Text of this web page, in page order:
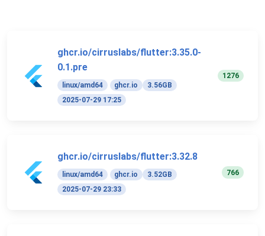
ghcr.io/cirruslabs/flutter:3.35.0-
0.1.pre
linux/amd64 ghcr.io
3.56GB
2025-07-29 17:25
1276
ghcr.io/cirruslabs/flutter:3.32.8
linux/amd64 ghcr.io
3.52GB
2025-07-29 23:33
766